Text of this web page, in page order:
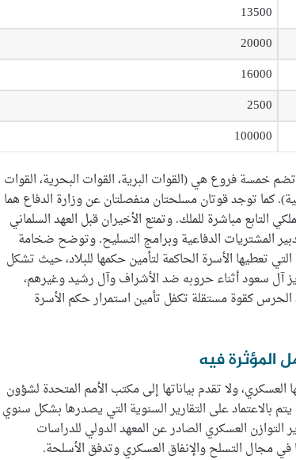
13500
20000
16000
2500
100000
خمسة فروع هي (القوات البرية، القوات البحرية، القوات
كما توجد قوتان مسلحتان منفصلتان عن وزارة الدفاع هما
مباشرة للملك. وتمتع الأخيران قبل العهد السلماني
المشتريات الدفاعية وبرامج التسليح. وتوضح ضخامة
تعطيها الأسرة الحاكمة لتأمين حكمها للبلاد، حيث تشكل
آل سعود أثناء حروبه ضد الأشراف وآل رشيد وغيرهم،
كقوة مستقلة تكفل تأمين استمرار حكم الأسرة
المؤثرة فيه
ولا تقدم بياناتها إلى مكتب الأمم المتحدة لشؤون
بالاعتماد على التقارير السنوية التي يصدرها بشكل سنوي
التوازن العسكري الصادر عن المعهد الدولي للدراسات